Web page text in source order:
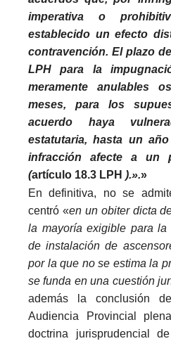
imperativa o
establecido un efecto
contravención. El plazo
LPH para la
meramente anulables
meses, para los
acuerdo haya
estatutaria, hasta un
infracción afecte a un
(artículo 18.3 LPH ).».»
En definitiva, no se
centró «en un obiter dicta
la mayoría exigible para
de instalación de
por la que no se estima la
se funda en una cuestión
además la conclusión
Audiencia Provincial
doctrina jurisprudencial